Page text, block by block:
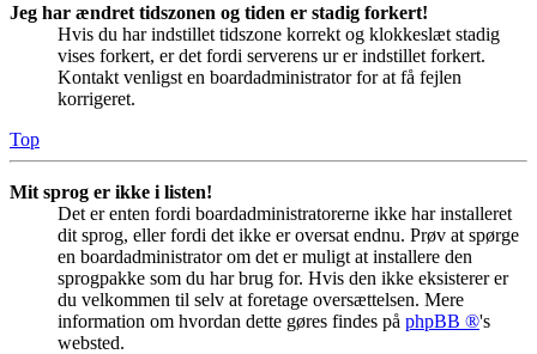
Jeg har ændret tidszonen og tiden er stadig forkert!
Hvis du har indstillet tidszone korrekt og klokkeslæt stadig
vises forkert, er det fordi serverens ur er indstillet forkert.
Kontakt venligst en boardadministrator for at få fejlen
korrigeret.
Top
Mit sprog er ikke i listen!
Det er enten fordi boardadministratorerne ikke har installeret
dit sprog, eller fordi det ikke er oversat endnu. Prøv at spørge
en boardadministrator om det er muligt at installere den
sprogpakke som du har brug for. Hvis den ikke eksisterer er
du velkommen til selv at foretage oversættelsen. Mere
information om hvordan dette gøres findes på phpBB ®'s
websted.